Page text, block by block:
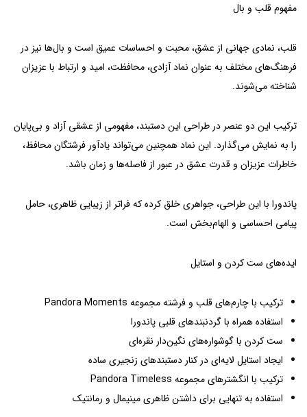
مفهوم قلب و بال
قلب، نمادی جهانی از عشق، محبت و احساسات عمیق است و بال‌ها نیز در
فرهنگ‌های مختلف به عنوان نماد آزادی، محافظت، امید و ارتباط با عزیزان
شناخته می‌شوند.
ترکیب این دو عنصر در طراحی این دستبند، مفهومی از عشقی آزاد و بی‌پایان
را به نمایش می‌گذارد. این نماد همچنین می‌تواند یادآور فرشتگان محافظ،
خاطرات عزیزان و قدرت عشق در عبور از فاصله‌ها و زمان باشد.
پاندورا با این طراحی، جواهری خلق کرده که فراتر از زیبایی ظاهری، حامل
پیامی احساسی و الهام‌بخش است.
ایده‌های ست کردن و استایل
ترکیب با چارم‌های قلب و فرشته مجموعه Pandora Moments
استفاده همراه با گردنبندهای قلبی پاندورا
ست کردن با گوشواره‌های نگین‌دار نقره‌ای
ایجاد استایل لایه‌ای در کنار دستبندهای زنجیری ساده
ترکیب با انگشترهای مجموعه Pandora Timeless
استفاده به تنهایی برای داشتن ظاهری مینیمال و رمانتیک